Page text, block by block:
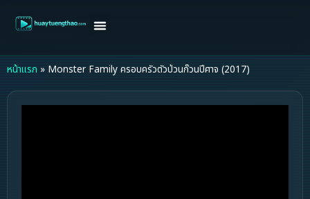
หน้าแรก » Monster Family ครอบครัวตัวป่วนก๊วนปีศาจ (2017)